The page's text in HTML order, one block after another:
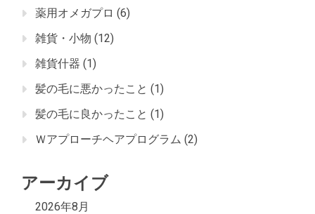
薬用オメガプロ (6)
雑貨・小物 (12)
雑貨什器 (1)
髪の毛に悪かったこと (1)
髪の毛に良かったこと (1)
Ｗアプローチヘアプログラム (2)
アーカイブ
2026年8月